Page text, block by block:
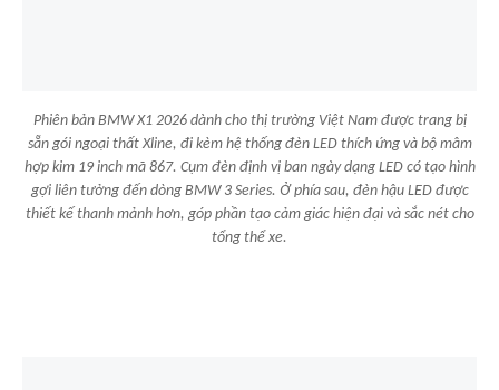
Phiên bản BMW X1 2026 dành cho thị trường Việt Nam được trang bị
sẵn gói ngoại thất Xline, đi kèm hệ thống đèn LED thích ứng và bộ mâm
hợp kim 19 inch mã 867. Cụm đèn định vị ban ngày dạng LED có tạo hình
gợi liên tưởng đến dòng BMW 3 Series. Ở phía sau, đèn hậu LED được
thiết kế thanh mảnh hơn, góp phần tạo cảm giác hiện đại và sắc nét cho
tổng thể xe.